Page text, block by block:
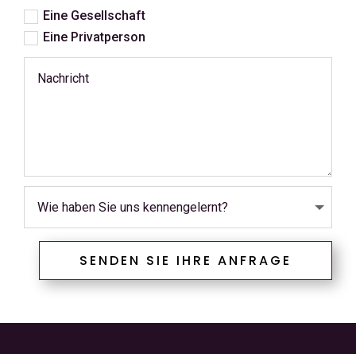
Eine Gesellschaft
Eine Privatperson
SENDEN SIE IHRE ANFRAGE